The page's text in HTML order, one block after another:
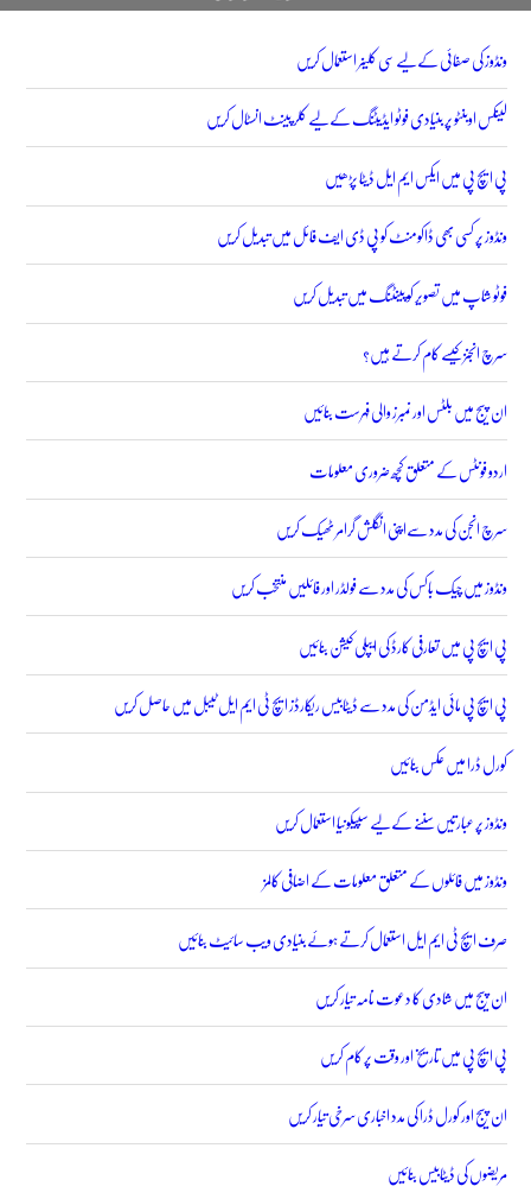
ونڈوز کی صفائی کے لیے سی کلینر استعمال کریں
لینکس اوبنٹو پر بنیادی فوٹو ایڈیٹنگ کے لیے کلر پینٹ انسٹال کریں
پی ایچ پی میں ایکس ایم ایل ڈیٹا پڑھیں
ونڈوز پر کسی بھی ڈاکومنٹ کو پی ڈی ایف فائل میں تبدیل کریں
فوٹو شاپ میں تصویر کو پینٹنگ میں تبدیل کریں
سرچ انجنز کیسے کام کرتے ہیں؟
ان پیج میں بلٹس اور نمبرز والی فہرست بنائیں
اردو فونٹس کے متعلق کچھ ضروری معلومات
سرچ انجن کی مدد سےاپنی انگلش گرامر ٹھیک کریں
ونڈوز میں چیک باکس کی مدد سے فولڈر اور فائلیں منتخب کریں
پی ایچ پی میں تعارفی کارڈ کی ایپلی کیشن بنائیں
پی ایچ پی مائی ایڈمن کی مدد سے ڈیٹابیس ریکارڈز ایچ ٹی ایم ایل ٹیبل میں حاصل کریں
کورل ڈرا میں عکس بنائیں
ونڈوز پر عبارتیں سننے کے لیے سپیکونیا استعمال کریں
ونڈوز میں فائلوں کے متعلق معلومات کے اضافی کالمز
صرف ایچ ٹی ایم ایل استعمال کرتے ہوئے بنیادی ویب سائیٹ بنائیں
ان پیج میں شادی کا دعوت نامہ تیار کریں
پی ایچ پی میں تاریخ اور وقت پر کام کریں
ان پیج اور کورل ڈرا کی مدد اخباری سرخی تیار کریں
مریضوں کی ڈیٹابیس بنائیں